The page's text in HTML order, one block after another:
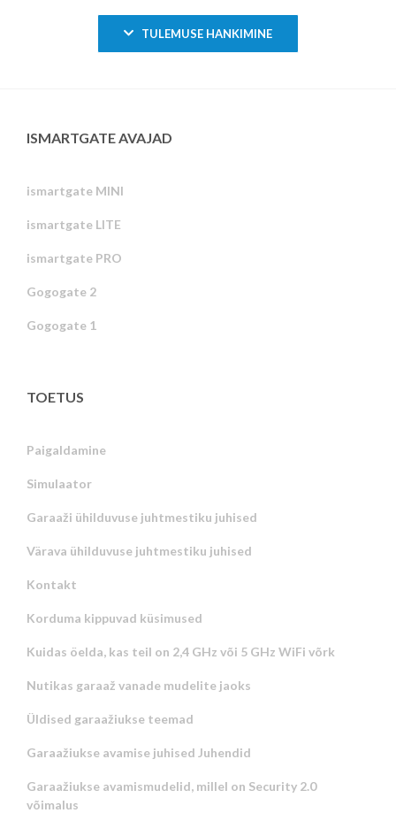
TULEMUSE HANKIMINE
ISMARTGATE AVAJAD
ismartgate MINI
ismartgate LITE
ismartgate PRO
Gogogate 2
Gogogate 1
TOETUS
Paigaldamine
Simulaator
Garaaži ühilduvuse juhtmestiku juhised
Värava ühilduvuse juhtmestiku juhised
Kontakt
Korduma kippuvad küsimused
Kuidas öelda, kas teil on 2,4 GHz või 5 GHz WiFi võrk
Nutikas garaaž vanade mudelite jaoks
Üldised garaažiukse teemad
Garaažiukse avamise juhised Juhendid
Garaažiukse avamismudelid, millel on Security 2.0
võimalus